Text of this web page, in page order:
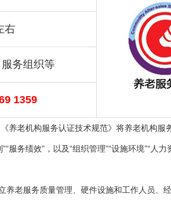
右
务组织等
1359
养老机构服务认证技术规范》将养老机构服
务绩效”，以及“组织管理”“设施环境”“人力
老服务质量管理、硬件设施和工作人员、